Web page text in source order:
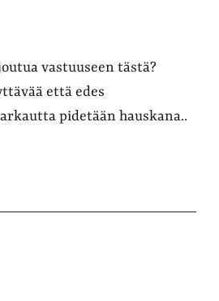
vastuuseen tästä?
että edes
pidetään hauskana..